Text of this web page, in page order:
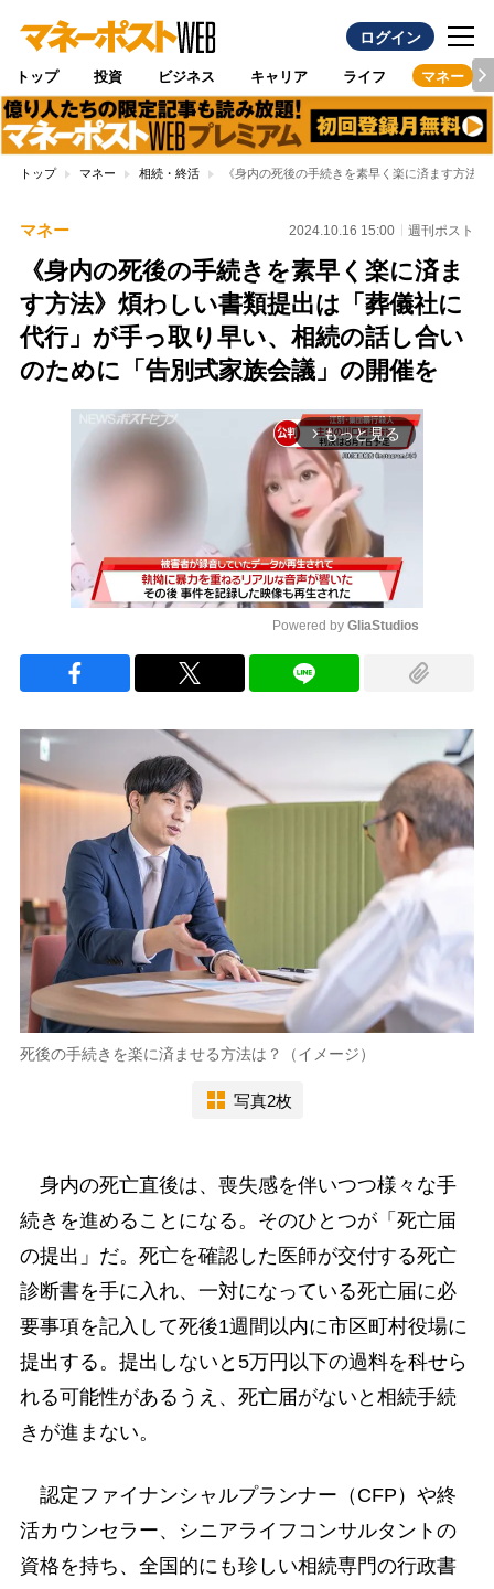
ログイン
トップ 投資 ビジネス キャリア ライフ マネー
トップ マネー 相続・終活 《身内の死後の手続きを素早く楽に済ます方法
マネー 2024.10.16 15:00 週刊ポスト
《身内の死後の手続きを素早く楽に済ま
す方法》煩わしい書類提出は「葬儀社に
代行」が手っ取り早い、相続の話し合い
のために「告別式家族会議」の開催を
arrow_forward_ios もっと見る
Powered by GliaStudios
死後の手続きを楽に済ませる方法は？（イメージ）
写真2枚
身内の死亡直後は、喪失感を伴いつつ様々な手
続きを進めることになる。そのひとつが「死亡届
の提出」だ。死亡を確認した医師が交付する死亡
診断書を手に入れ、一対になっている死亡届に必
要事項を記入して死後1週間以内に市区町村役場に
提出する。提出しないと5万円以下の過料を科せら
れる可能性があるうえ、死亡届がないと相続手続
きが進まない。
認定ファイナンシャルプランナー（CFP）や終
活カウンセラー、シニアライフコンサルタントの
資格を持ち、全国的にも珍しい相続専門の行政書